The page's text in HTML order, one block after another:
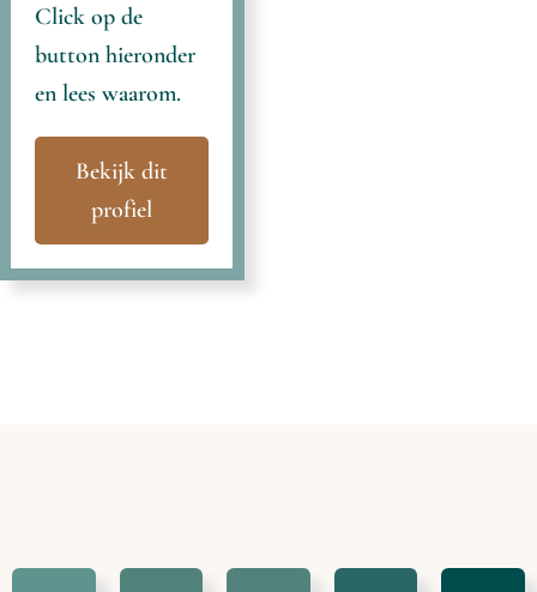
Click op de
button hieronder
en lees waarom.
Bekijk dit
profiel